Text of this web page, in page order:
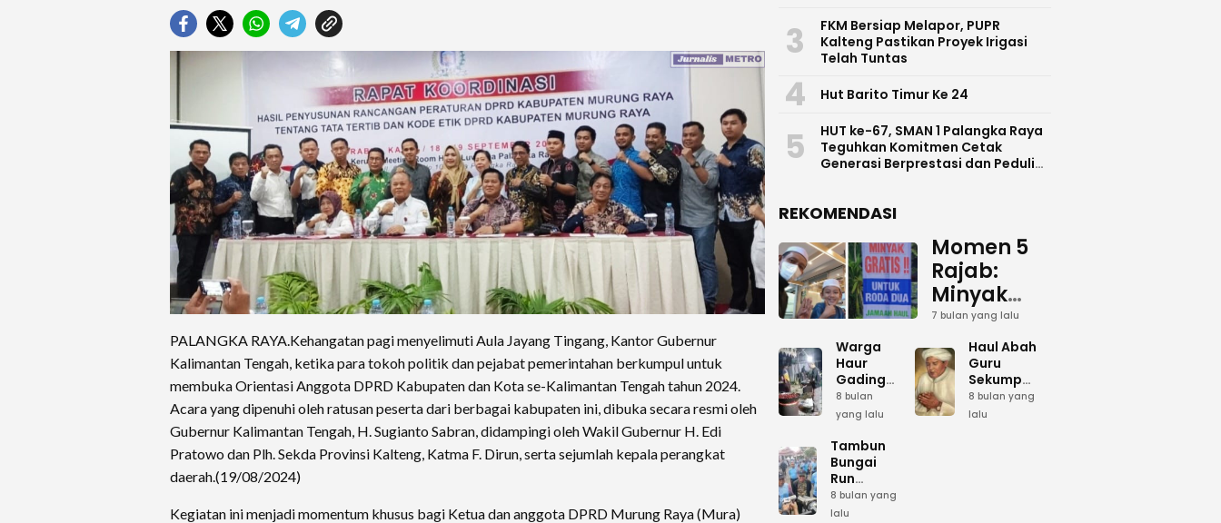
PALANGKA RAYA.Kehangatan pagi menyelimuti Aula Jayang Tingang, Kantor Gubernur
Kalimantan Tengah, ketika para tokoh politik dan pejabat pemerintahan berkumpul untuk
membuka Orientasi Anggota DPRD Kabupaten dan Kota se-Kalimantan Tengah tahun 2024.
Acara yang dipenuhi oleh ratusan peserta dari berbagai kabupaten ini, dibuka secara resmi oleh
Gubernur Kalimantan Tengah, H. Sugianto Sabran, didampingi oleh Wakil Gubernur H. Edi
Pratowo dan Plh. Sekda Provinsi Kalteng, Katma F. Dirun, serta sejumlah kepala perangkat
daerah.(19/08/2024)
Kegiatan ini menjadi momentum khusus bagi Ketua dan anggota DPRD Murung Raya (Mura)
3
FKM Bersiap Melapor, PUPR
Kalteng Pastikan Proyek Irigasi
Telah Tuntas
4 Hut Barito Timur Ke 24
5
HUT ke-67, SMAN 1 Palangka Raya
Teguhkan Komitmen Cetak
Generasi Berprestasi dan Peduli
REKOMENDASI
Momen 5
Rajab:
Minyak
Gratis
dan Cinta
yang
Terus
Mengalir
7 bulan yang lalu
Warga
Haur
Gading
Siapkan
Bumbu
Umum
Sambut 5
Rajab di
Sekumpul
8 bulan
yang lalu
Haul Abah
Guru
Sekumpul:
Ketika
Lautan
8 bulan yang
lalu
Tambun
Bungai
Run
Meriahkan
Hari Bela
8 bulan yang
lalu